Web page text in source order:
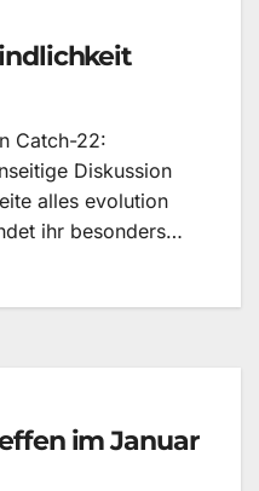
Catch-22:
Diskussion
alles evolution
ihr besonders…
im Januar